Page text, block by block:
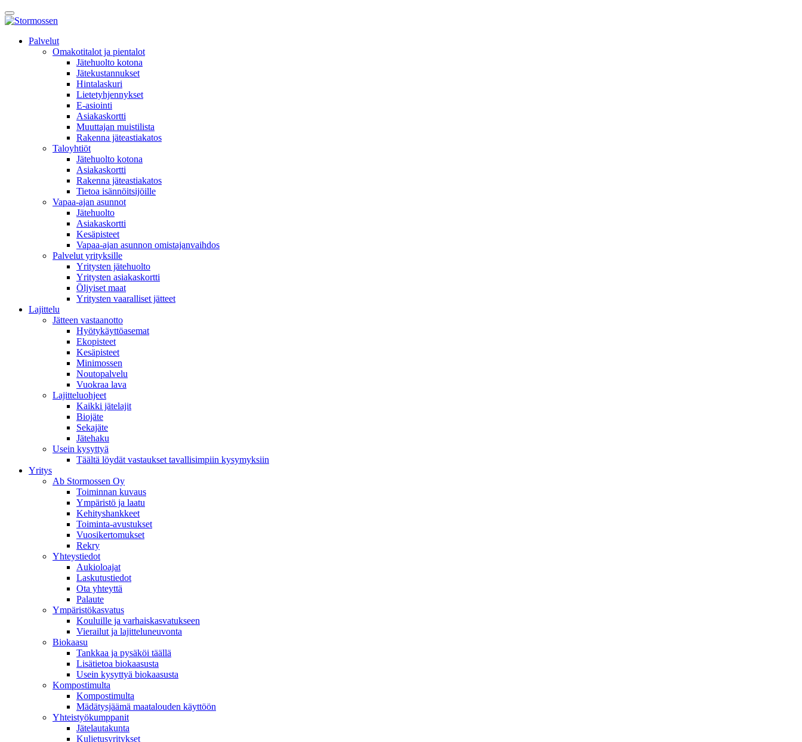
Skip
toAvaa
päävalikko
asiointiPalvelut
Omakotitalot ja pientalot
Jätehuolto kotona
Jätekustannukset
Hintalaskuri
Lietetyhjennykset
E-asiointi
Asiakaskortti
Muuttajan muistilista
Rakenna jäteastiakatos
Taloyhtiöt
Jätehuolto kotona
Asiakaskortti
Rakenna jäteastiakatos
Tietoa isännöitsijöille
Vapaa-ajan asunnot
Jätehuolto
Asiakaskortti
Kesäpisteet
Vapaa-ajan asunnon omistajanvaihdos
Palvelut yrityksille
Yritysten jätehuolto
Yritysten asiakaskortti
Öljyiset maat
Yritysten vaaralliset jätteet
Lajittelu
Jätteen vastaanotto
Hyötykäyttöasemat
Ekopisteet
Kesäpisteet
Minimossen
Noutopalvelu
Vuokraa lava
Lajitteluohjeet
Kaikki jätelajit
Biojäte
Sekajäte
Jätehaku
Usein kysyttyä
Täältä löydät vastaukset tavallisimpiin kysymyksiin
Yritys
Ab Stormossen Oy
Toiminnan kuvaus
Ympäristö ja laatu
Kehityshankkeet
Toiminta-avustukset
Vuosikertomukset
Rekry
Yhteystiedot
Aukioloajat
Laskutustiedot
Ota yhteyttä
Palaute
Ympäristökasvatus
Kouluille ja varhaiskasvatukseen
Vierailut ja lajitteluneuvonta
Biokaasu
Tankkaa ja pysäköi täällä
Lisätietoa biokaasusta
Usein kysyttyä biokaasusta
Kompostimulta
Kompostimulta
Mädätysjäämä maatalouden käyttöön
Yhteistyökumppanit
Jätelautakunta
Kuljetusyritykset